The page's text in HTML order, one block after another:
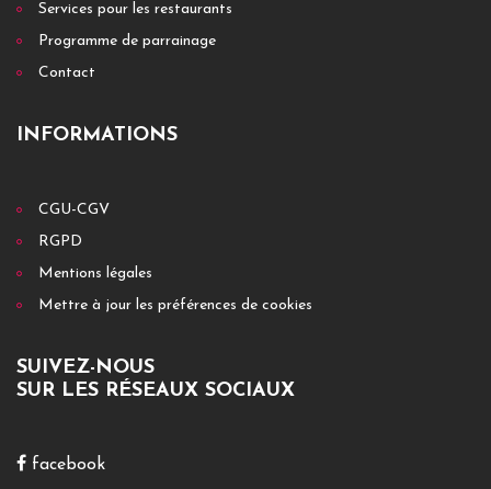
Services pour les restaurants
Programme de parrainage
Contact
INFORMATIONS
CGU-CGV
RGPD
Mentions légales
Mettre à jour les préférences de cookies
SUIVEZ-NOUS
SUR LES RÉSEAUX SOCIAUX
facebook